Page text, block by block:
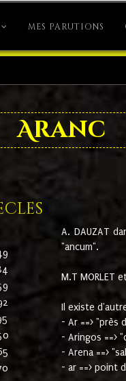
MES PARUTIONS
Aranc
A. DAUZAT
"ancum".
M.T MORLET
Il existe
- Ar ==> "près
- Aringos ==>
- Arena ==>
- ar ==> point